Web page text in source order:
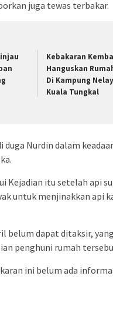
juga tewas terbakar.
Kebakaran
Hanguskan
Di Kampung
Kuala Tungkal
duga Nurdin dalam
Kejadian itu setelah api
untuk menjinakkan api
belum dapat ditaksir,
penghuni rumah
ini belum ada